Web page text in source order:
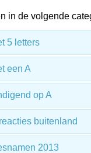
in de volgende
5 letters
een A
op A
buitenland
2013